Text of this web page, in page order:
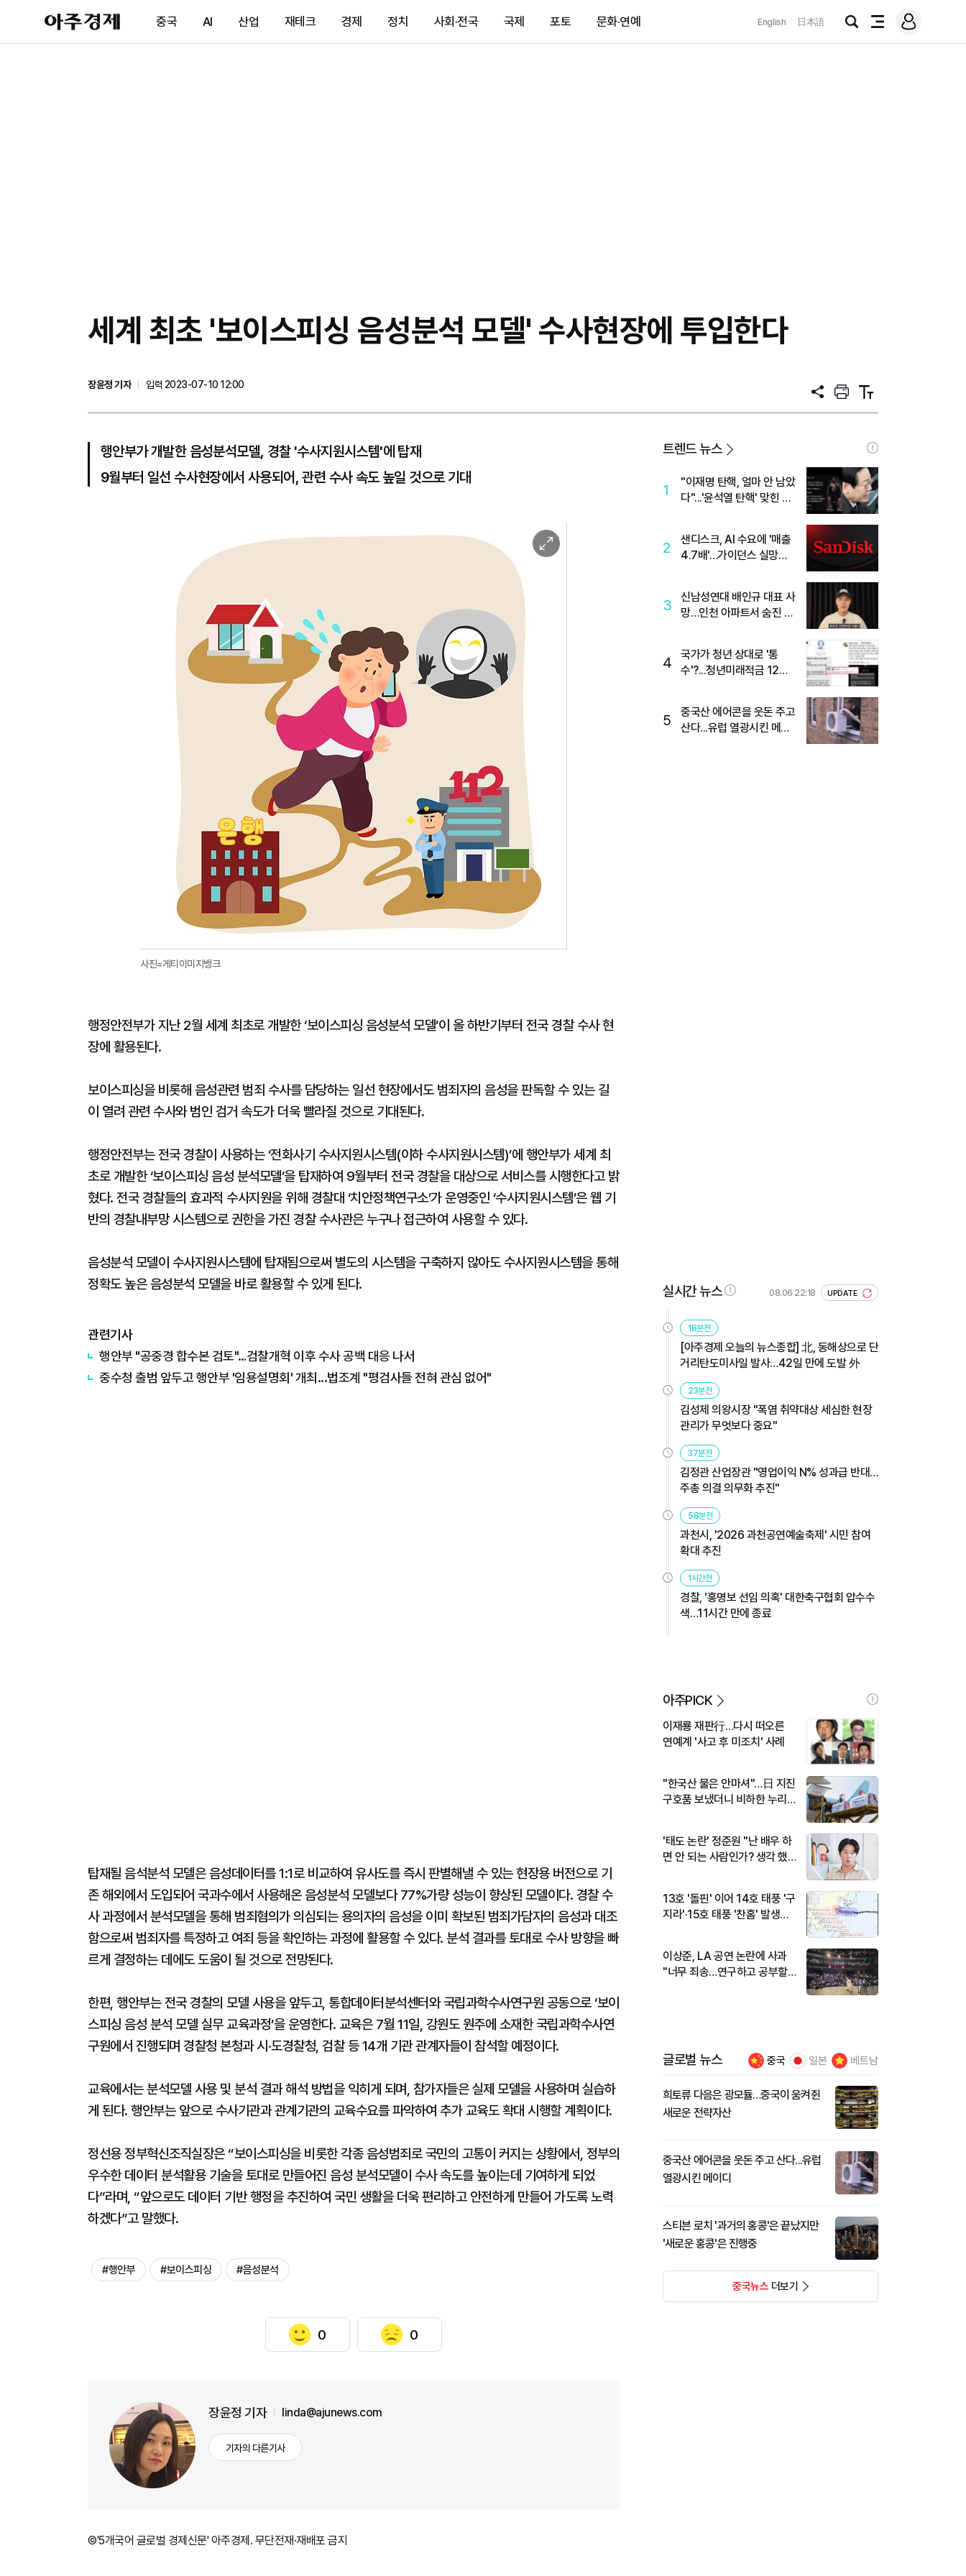
아
주
제
중국 AI 산업 재테크 경제 정치 사회·전국 국제 포토 문화·연예 English 日本語
검
전
메
그
​세계 최초 '보이스피싱 음성분석 모델' 수사현장에 투입한다
장윤정 기자
입력 2023-07-10 12:00
공
프
트
텍
트
행안부가 개발한 음성분석모델, 경찰 '수사지원시스템'에 탑재
9월부터 일선 수사현장에서 사용되어, 관련 수사 속도 높일 것으로 기대
이
미
사진=게티이미지뱅크
행정안전부가 지난 2월 세계 최초로 개발한 ‘보이스피싱 음성분석 모델’이 올 하반기부터 전국 경찰 수사 현
장에 활용된다.
보이스피싱을 비롯해 음성관련 범죄 수사를 담당하는 일선 현장에서도 범죄자의 음성을 판독할 수 있는 길
이 열려 관련 수사와 범인 검거 속도가 더욱 빨라질 것으로 기대된다.
행정안전부는 전국 경찰이 사용하는 ‘전화사기 수사지원시스템(이하 수사지원시스템)’에 행안부가 세계 최
초로 개발한 ‘보이스피싱 음성 분석모델’을 탑재하여 9월부터 전국 경찰을 대상으로 서비스를 시행한다고 밝
혔다. 전국 경찰들의 효과적 수사지원을 위해 경찰대 ‘치안정책연구소’가 운영중인 ‘수사지원시스템’은 웹 기
반의 경찰내부망 시스템으로 권한을 가진 경찰 수사관은 누구나 접근하여 사용할 수 있다.
음성분석 모델이 수사지원시스템에 탑재됨으로써 별도의 시스템을 구축하지 않아도 수사지원시스템을 통해
정확도 높은 음성분석 모델을 바로 활용할 수 있게 된다.
관련기사
행안부 "공중경 합수본 검토"…검찰개혁 이후 수사 공백 대응 나서
중수청 출범 앞두고 행안부 '임용설명회' 개최...법조계 "평검사들 전혀 관심 없어"
탑재될 음석분석 모델은 음성데이터를 1:1로 비교하여 유사도를 즉시 판별해낼 수 있는 현장용 버전으로 기
존 해외에서 도입되어 국과수에서 사용해온 음성분석 모델보다 77%가량 성능이 향상된 모델이다. 경찰 수
사 과정에서 분석모델을 통해 범죄혐의가 의심되는 용의자의 음성을 이미 확보된 범죄가담자의 음성과 대조
함으로써 범죄자를 특정하고 여죄 등을 확인하는 과정에 활용할 수 있다. 분석 결과를 토대로 수사 방향을 빠
르게 결정하는 데에도 도움이 될 것으로 전망된다.
한편, 행안부는 전국 경찰의 모델 사용을 앞두고, 통합데이터분석센터와 국립과학수사연구원 공동으로 ‘보이
스피싱 음성 분석 모델 실무 교육과정’을 운영한다. 교육은 7월 11일, 강원도 원주에 소재한 국립과학수사연
구원에서 진행되며 경찰청 본청과 시·도경찰청, 검찰 등 14개 기관 관계자들이 참석할 예정이다.
교육에서는 분석모델 사용 및 분석 결과 해석 방법을 익히게 되며, 참가자들은 실제 모델을 사용하며 실습하
게 된다. 행안부는 앞으로 수사기관과 관계기관의 교육수요를 파악하여 추가 교육도 확대 시행할 계획이다.
정선용 정부혁신조직실장은 “보이스피싱을 비롯한 각종 음성범죄로 국민의 고통이 커지는 상황에서, 정부의
우수한 데이터 분석활용 기술을 토대로 만들어진 음성 분석모델이 수사 속도를 높이는데 기여하게 되었
다”라며, “앞으로도 데이터 기반 행정을 추진하여 국민 생활을 더욱 편리하고 안전하게 만들어 가도록 노력
하겠다”고 말했다.
#행안부 #보이스피싱 #음성분석
0 0
장윤정 기자 linda@ajunews.com
기자의 다른기사
©'5개국어 글로벌 경제신문' 아주경제. 무단전재·재배포 금지
트렌드 뉴스
1
"이재명 탄핵, 얼마 안 남았
다"...'윤석열 탄핵' 맞힌 무
2
샌디스크, AI 수요에 '매출
4.7배'…가이던스 실망에
3
신남성연대 배인규 대표 사
망…인천 아파트서 숨진 채
4
국가가 청년 상대로 '통
수'?...청년미래적금 12%
5
중국산 에어콘을 웃돈 주고
산다...유럽 열광시킨 메이
실시간 뉴스 08.06 22:18 UPDATE
18분전
[아주경제 오늘의 뉴스종합] 北, 동해상으로 단
거리탄도미사일 발사…42일 만에 도발 外
23분전
김성제 의왕시장 "폭염 취약대상 세심한 현장
관리가 무엇보다 중요"
37분전
김정관 산업장관 "영업이익 N% 성과급 반대…
주총 의결 의무화 추진"
58분전
과천시, '2026 과천공연예술축제' 시민 참여
확대 추진
1시간전
경찰, '홍명보 선임 의혹' 대한축구협회 압수수
색…11시간 만에 종료
아주PICK
이재룡 재판行…다시 떠오른
연예계 '사고 후 미조치' 사례
"한국산 물은 안마셔"…日 지진
구호품 보냈더니 비하한 누리
'태도 논란' 정준원 "난 배우 하
면 안 되는 사람인가? 생각 했
13호 '돌핀' 이어 14호 태풍 '구
지라'·15호 태풍 '찬홈' 발생…
이상준, LA 공연 논란에 사과
"너무 죄송…연구하고 공부할
글로벌 뉴스 중국 일본 베트남
희토류 다음은 광모듈…중국이 움켜쥔
새로운 전략자산
중국산 에어콘을 웃돈 주고 산다...유럽
열광시킨 메이디
스티븐 로치 '과거의 홍콩'은 끝났지만
'새로운 홍콩'은 진행중
중국뉴스더보기